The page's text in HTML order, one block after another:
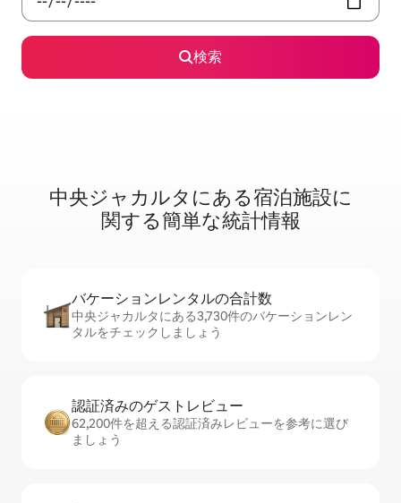
検索
中央ジャカルタに⁠あ⁠る宿⁠泊⁠施⁠設⁠に
関⁠す⁠る簡⁠単⁠な統⁠計⁠情⁠報
バケーションレ⁠ン⁠タ⁠ル⁠の合⁠計⁠数
中央ジャカルタにある3,730件のバケーションレン
タルをチェックしましょう
認証済みのゲ⁠ス⁠ト⁠レ⁠ビ⁠ュ⁠ー
62,200件を超える認証済みレビューを参考に選び
ましょう